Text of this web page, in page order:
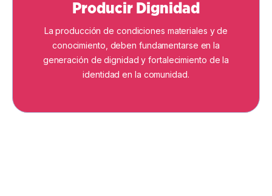
Producir Dignidad
La producción de condiciones materiales y de
conocimiento, deben fundamentarse en la
generación de dignidad y fortalecimiento de la
identidad en la comunidad.